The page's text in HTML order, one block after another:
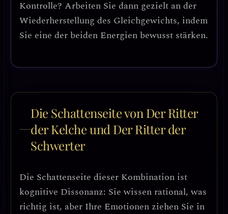
Kontrolle? Arbeiten Sie dann gezielt an der
Wiederherstellung des Gleichgewichts, indem
Sie eine der beiden Energien bewusst stärken.
Die Schattenseite von Der Ritter
der Kelche und Der Ritter der
Schwerter
Die Schattenseite dieser Kombination ist
kognitive Dissonanz: Sie wissen rational, was
richtig ist, aber Ihre Emotionen ziehen Sie in